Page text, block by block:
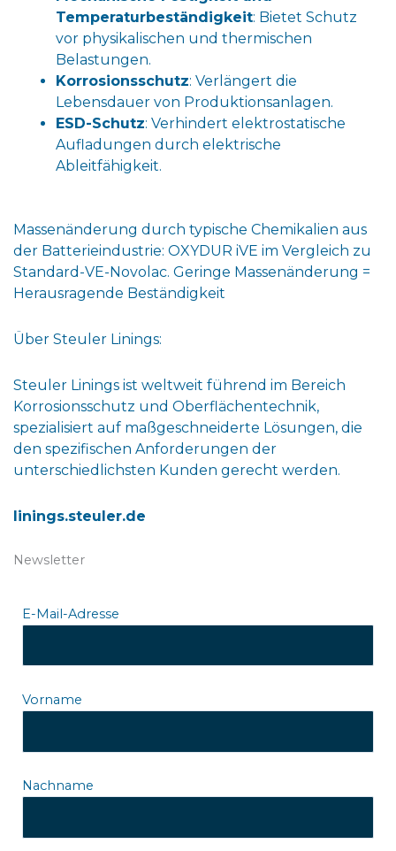
Temperaturbeständigkeit: Bietet Schutz
vor physikalischen und thermischen
Belastungen.
Korrosionsschutz: Verlängert die
Lebensdauer von Produktionsanlagen.
ESD-Schutz: Verhindert elektrostatische
Aufladungen durch elektrische
Ableitfähigkeit.
Massenänderung durch typische Chemikalien aus
der Batterieindustrie: OXYDUR iVE im Vergleich zu
Standard-VE-Novolac. Geringe Massenänderung =
Herausragende Beständigkeit
Über Steuler Linings:
Steuler Linings ist weltweit führend im Bereich
Korrosionsschutz und Oberflächentechnik,
spezialisiert auf maßgeschneiderte Lösungen, die
den spezifischen Anforderungen der
unterschiedlichsten Kunden gerecht werden.
linings.steuler.de
Newsletter
E-Mail-Adresse
Vorname
Nachname